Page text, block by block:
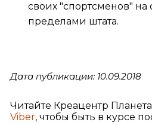
своих "спортсменов" на
пределами штата.
Дата публикации: 10.09.2018
Читайте Креацентр
Viber, чтобы быть в курсе